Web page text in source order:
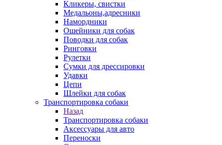
Кликеры, свистки
Медальоны,адресники
Намордники
Ошейники для собак
Поводки для собак
Ринговки
Рулетки
Сумки для дрессировки
Удавки
Цепи
Шлейки для собак
Транспортировка собаки
Назад
Транспортировка собаки
Аксессуары для авто
Переноски